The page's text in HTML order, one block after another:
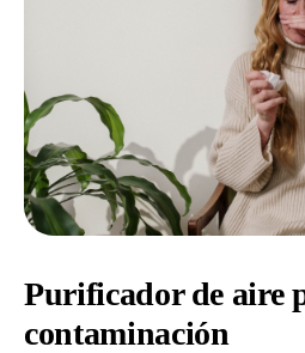
Purificador de aire
contaminación